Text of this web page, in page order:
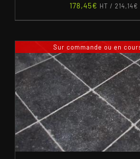
178,45€ HT / 214,14€
Sur commande ou en